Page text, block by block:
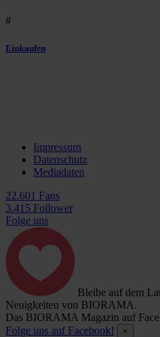
#
Einkaufen
Impressum
Datenschutz
Mediadaten
22.601 Fans
3.415 Follower
Folge uns
Bleibe auf dem
Neuigkeiten von BIORAMA.
Das BIORAMA Magazin auf
Folge uns auf Facebook!
×